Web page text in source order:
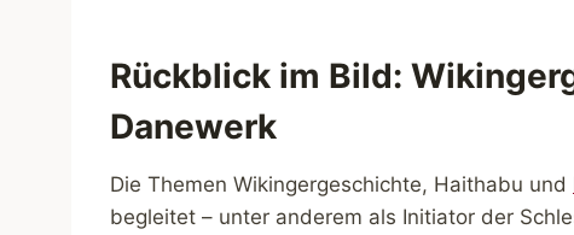
Rückblick im Bild:
Danewerk
Die Themen Wikingergeschichte, Haithabu und
begleitet – unter anderem als Initiator der